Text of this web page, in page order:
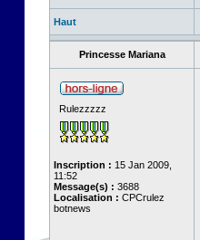
Haut
Princesse Mariana
Rulezzzzz
Inscription : 15 Jan 2009,
11:52
Message(s) : 3688
Localisation : CPCrulez
botnews